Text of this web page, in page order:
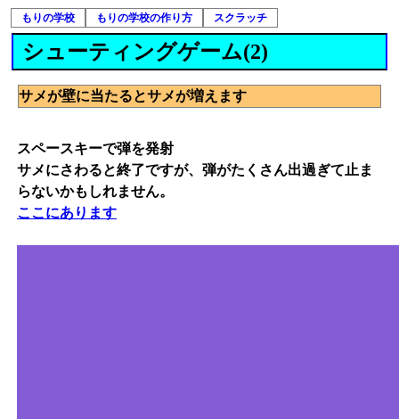
もりの学校 もりの学校の作り方 スクラッチ
シューティングゲーム(2)
サメが壁に当たるとサメが増えます
スペースキーで弾を発射
サメにさわると終了ですが、弾がたくさん出過ぎて止ま
らないかもしれません。
ここにあります